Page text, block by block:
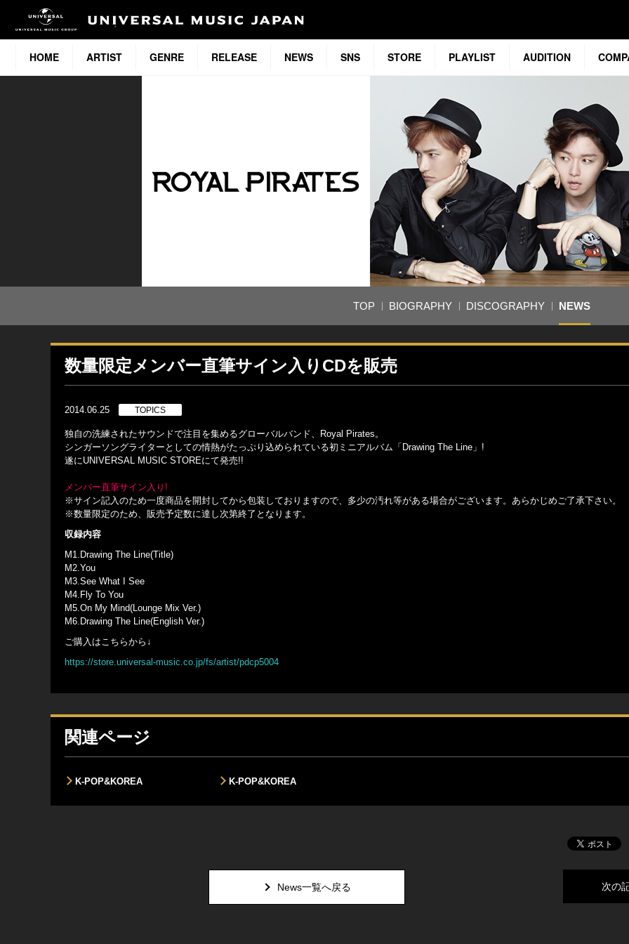
HOME ARTIST GENRE RELEASE NEWS SNS STORE PLAYLIST AUDITION
TOP BIOGRAPHY DISCOGRAPHY NEWS
数量限定メンバー直筆サイン入りCDを販売
2014.06.25 TOPICS
独自の洗練されたサウンドで注目を集めるグローバルバンド、Royal Pirates。
シンガーソングライターとしての情熱がたっぷり込められている初ミニアルバム「Drawing The Line」!
遂にUNIVERSAL MUSIC STOREにて発売!!
メンバー直筆サイン入り!
※サイン記入のため一度商品を開封してから包装しておりますので、多少の汚れ等がある場合がございます。あらかじめご了承下さい。
※数量限定のため、販売予定数に達し次第終了となります。
収録内容
M1.Drawing The Line(Title)
M2.You
M3.See What I See
M4.Fly To You
M5.On My Mind(Lounge Mix Ver.)
M6.Drawing The Line(English Ver.)
ご購入はこちらから↓
https://store.universal-music.co.jp/fs/artist/pdcp5004
関連ページ
K-POP&KOREA K-POP&KOREA
次の
News一覧へ戻る